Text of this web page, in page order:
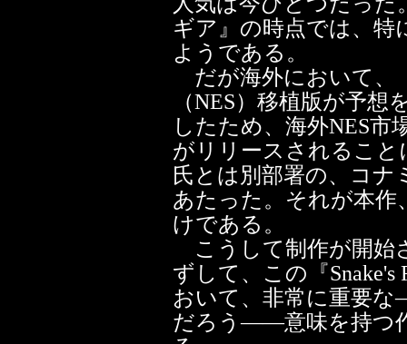
ギア』の時点では、
ようである。
だが海外において、
（NES）移植版が予
したため、海外NES
がリリースされるこ
氏とは別部署の、コ
あたった。それが本作
けである。
こうして制作が開始
ずして、この『Snake's
おいて、非常に重要
だろう――意味を持つ